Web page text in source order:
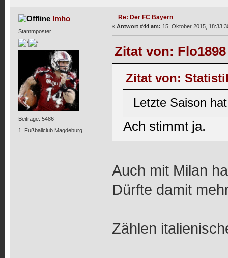
Imho
Stammposter
Beiträge: 5486
1. Fußballclub Magdeburg
Re: Der FC Bayern
« Antwort #44 am: 15. Oktober 2015,
Zitat von:
Zitat von:
Letzte Saison
Ach stimmt ja.
Auch mit Milan
Dürfte damit
Zählen